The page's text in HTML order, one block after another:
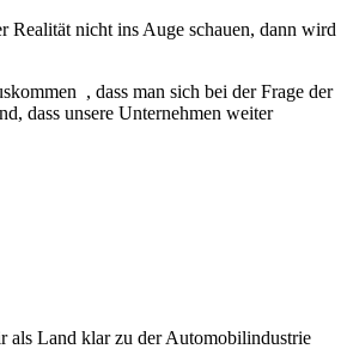
Realität nicht ins Auge schauen, dann wird
, dass man sich bei der Frage der
dass unsere Unternehmen weiter
als Land klar zu der Automobilindustrie